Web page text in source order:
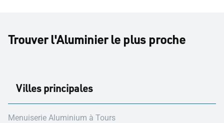
Trouver l'Aluminier le plus proche
Villes principales
Menuiserie Aluminium à Tours